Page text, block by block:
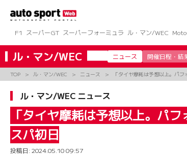
ツ
へ
ス
キ
ッ
F1
スーパーGT スーパーフォーミュラ ル・マン/WEC
ル・マン/WEC ニュース 開催日程・結
TOP ル・マン/WEC ニュース 「タイヤ摩耗は予想以上。パ
ル・マン/WEC ニュース
「タイヤ摩耗は予想以上。パ
スパ初日
投稿日: 2024.05.10 09:57